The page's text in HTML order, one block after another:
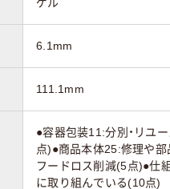
ゲル
6.1mm
111.1mm
●容器包装11:分別・リユ
点)●商品本体25:修理や部
フードロス削減(5点)●仕
に取り組んでいる(10点)